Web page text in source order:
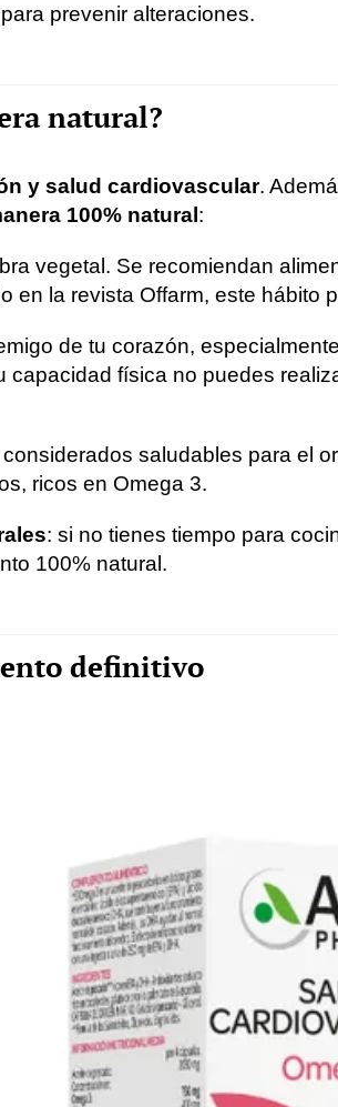
para prevenir alteraciones.
natural?
y salud cardiovascular.
100% natural:
vegetal. Se recomiendan
en la revista Offarm, este hábito
de tu corazón,
física no puedes
saludables para el
ricos en Omega 3.
: si no tienes tiempo para
100% natural.
definitivo